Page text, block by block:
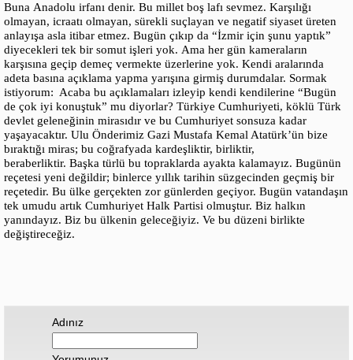
Buna Anadolu irfanı denir. Bu millet boş lafı sevmez. Karşılığı
olmayan, icraatı olmayan, sürekli suçlayan ve negatif siyaset üreten
anlayışa asla itibar etmez. Bugün çıkıp da “İzmir için şunu yaptık”
diyecekleri tek bir somut işleri yok. Ama her gün kameraların
karşısına geçip demeç vermekte üzerlerine yok. Kendi aralarında
adeta basına açıklama yapma yarışına girmiş durumdalar. Sormak
istiyorum: Acaba bu açıklamaları izleyip kendi kendilerine “Bugün
de çok iyi konuştuk” mu diyorlar? Türkiye Cumhuriyeti, köklü Türk
devlet geleneğinin mirasıdır ve bu Cumhuriyet sonsuza kadar
yaşayacaktır. Ulu Önderimiz Gazi Mustafa Kemal Atatürk’ün bize
bıraktığı miras; bu coğrafyada kardeşliktir, birliktir,
beraberliktir. Başka türlü bu topraklarda ayakta kalamayız. Bugünün
reçetesi yeni değildir; binlerce yıllık tarihin süzgecinden geçmiş bir
reçetedir. Bu ülke gerçekten zor günlerden geçiyor. Bugün vatandaşın
tek umudu artık Cumhuriyet Halk Partisi olmuştur. Biz halkın
yanındayız. Biz bu ülkenin geleceğiyiz. Ve bu düzeni birlikte
değiştireceğiz.
Adınız